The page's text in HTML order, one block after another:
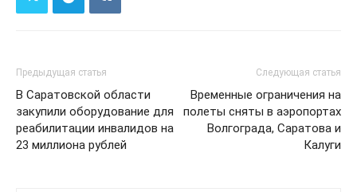
Предыдущая статья
В Саратовской области
закупили оборудование для
реабилитации инвалидов на
23 миллиона рублей
Следующая статья
Временные ограничения на
полеты сняты в аэропортах
Волгограда, Саратова и
Калуги